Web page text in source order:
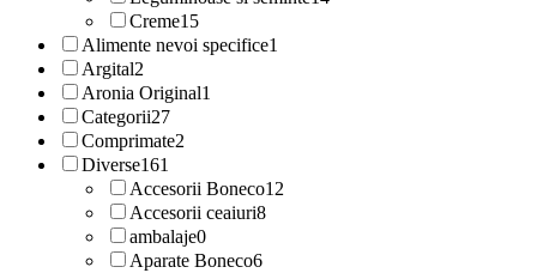
Creme15
Alimente nevoi specifice1
Argital2
Aronia Original1
Categorii27
Comprimate2
Diverse161
Accesorii Boneco12
Accesorii ceaiuri8
ambalaje0
Aparate Boneco6